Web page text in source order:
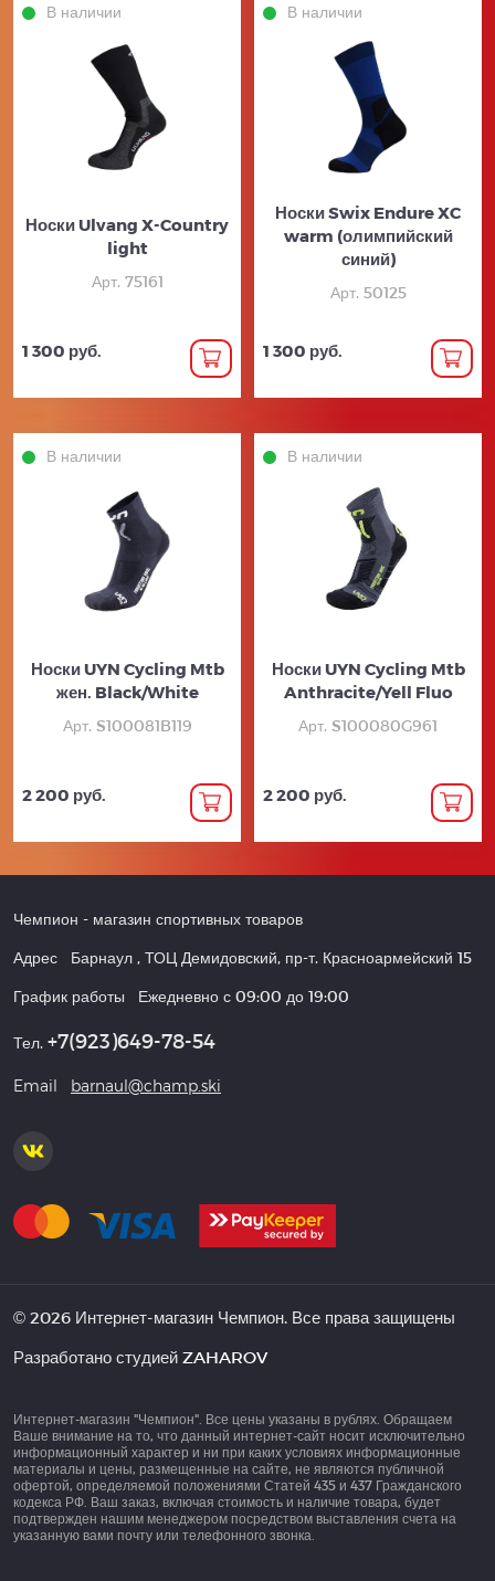
В наличии
Носки Ulvang X-Country
light
Арт. 75161
1 300 руб.
В наличии
Носки Swix Endure XC
warm (олимпийский
синий)
Арт. 50125
1 300 руб.
В наличии
Носки UYN Cycling Mtb
жен. Black/White
Арт. S100081B119
2 200 руб.
В наличии
Носки UYN Cycling Mtb
Anthracite/Yell Fluo
Арт. S100080G961
2 200 руб.
Чемпион - магазин спортивных товаров
Адрес Барнаул , ТОЦ Демидовский, пр-т. Красноармейский 15
График работы Ежедневно с 09:00 до 19:00
Тел. +7(923)649-78-54
Email barnaul@champ.ski
© 2026 Интернет-магазин Чемпион. Все права защищены
Разработано студией ZAHAROV
Интернет-магазин "Чемпион". Все цены указаны в рублях. Обращаем
Ваше внимание на то, что данный интернет-сайт носит исключительно
информационный характер и ни при каких условиях информационные
материалы и цены, размещенные на сайте, не являются публичной
офертой, определяемой положениями Статей 435 и 437 Гражданского
кодекса РФ. Ваш заказ, включая стоимость и наличие товара, будет
подтвержден нашим менеджером посредством выставления счета на
указанную вами почту или телефонного звонка.